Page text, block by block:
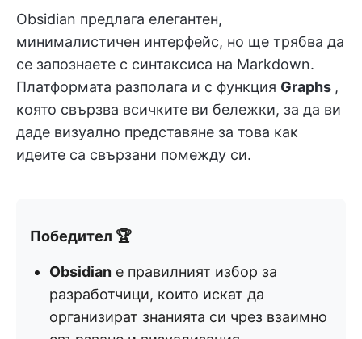
Obsidian предлага елегантен,
минималистичен интерфейс, но ще трябва да
се запознаете с синтаксиса на Markdown.
Платформата разполага и с функция Graphs ,
която свързва всичките ви бележки, за да ви
даде визуално представяне за това как
идеите са свързани помежду си.
Победител 🏆
Obsidian е правилният избор за
разработчици, които искат да
организират знанията си чрез взаимно